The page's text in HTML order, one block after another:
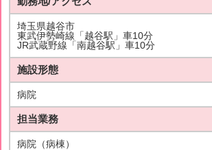
埼玉県越谷市
東武伊勢崎線「越谷駅」車10分
JR武蔵野線「南越谷駅」車10分
施設形態
病院
担当業務
病院（病棟）